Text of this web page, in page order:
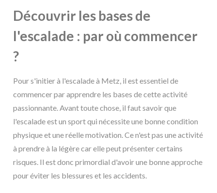
Découvrir les bases de
l'escalade : par où commencer
?
Pour s'initier à l'escalade à Metz, il est essentiel de
commencer par apprendre les bases de cette activité
passionnante. Avant toute chose, il faut savoir que
l'escalade est un sport qui nécessite une bonne condition
physique et une réelle motivation. Ce n'est pas une activité
à prendre à la légère car elle peut présenter certains
risques. Il est donc primordial d'avoir une bonne approche
pour éviter les blessures et les accidents.